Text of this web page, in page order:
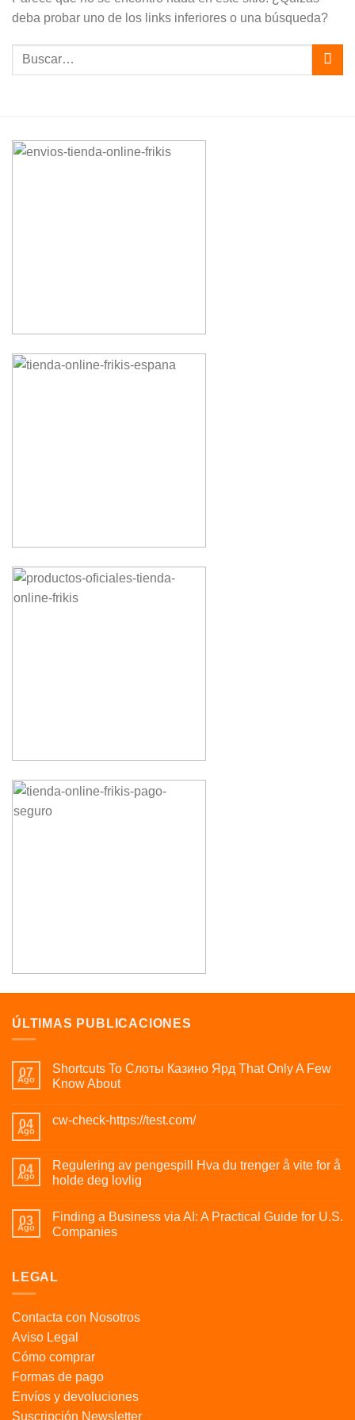
deba probar uno de los links inferiores o una búsqueda?
ÚLTIMAS PUBLICACIONES
07
Ago
Shortcuts To Слоты Казино Ярд That Only A Few
Know About
04
Ago
cw-check-https://test.com/
04
Ago
Regulering av pengespill Hva du trenger å vite for å
holde deg lovlig
03
Ago
Finding a Business via AI: A Practical Guide for U.S.
Companies
LEGAL
Contacta con Nosotros
Aviso Legal
Cómo comprar
Formas de pago
Envíos y devoluciones
Suscripción Newsletter